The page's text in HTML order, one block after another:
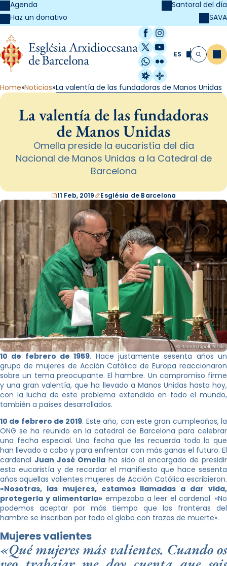
Agenda
Haz un donativo
Santoral del día
SAVA
Facebook
Instagram
X / Twitter
YouTube
WhatsApp
Flickr
Radio Estel
Catalunya
ES Buscar
Home Noticias La valentía de las fundadoras de Manos Unidas
La valentía de las fundadoras
de Manos Unidas
Omella preside la eucaristía del día
Nacional de Manos Unidas a la Catedral de
Barcelona
11 Feb, 2019 Església de Barcelona
10 de febrero de 1959. Hace justamente sesenta años un
grupo de mujeres de Acción Católica de Europa reaccionaron
sobre un tema preocupante. El hambre. Un compromiso firme
y una gran valentía, que ha llevado a Manos Unidas hasta hoy,
con la lucha de este problema extendido en todo el mundo,
también a países desarrollados.
10 de febrero de 2019. Este año, con este gran cumpleaños, la
ONG se ha reunido en la catedral de Barcelona para celebrar
una fecha especial. Una fecha que les recuerda todo lo que
han llevado a cabo y para enfrentar con más ganas el futuro. El
cardenalJuan José Omella ha sido el encargado de presidir
esta eucaristía y de recordar el manifiesto que hace sesenta
años aquellas valientes mujeres de Acción Católica escribieron.
«Nosotras, las mujeres, estamos llamadas a dar vida,
protegerla y alimentarla» empezaba a leer el cardenal. «No
podemos aceptar por más tiempo que las fronteras del
hambre se inscriban por todo el globo con trazas de muerte».
Mujeres valientes
«Qué mujeres más valientes. Cuando os